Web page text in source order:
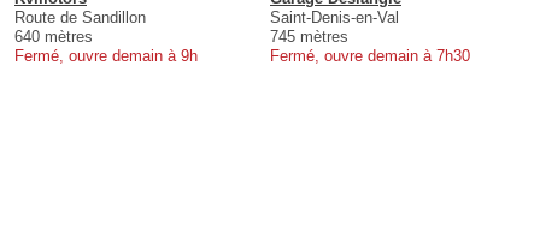
Route de Sandillon
640 mètres
Fermé, ouvre demain à 9h
Saint-Denis-en-Val
745 mètres
Fermé, ouvre demain à 7h30